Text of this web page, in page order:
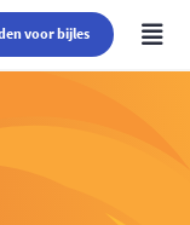
voor bijles